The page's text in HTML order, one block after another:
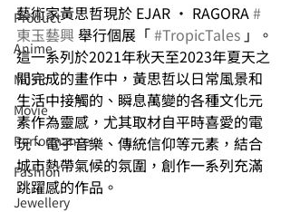
⁠⁠Product
Anime
Music
⁠⁠Movie
⁠⁠Performance
⁠Fashion
⁠⁠Jewellery
藝術家黃思哲現於 EJAR • RAGORA #
東玉藝興 舉行個展「 #TropicTales 」。
這一系列於2021年秋天至2023年夏天之
間完成的畫作中，黃思哲以日常風景和
生活中接觸的、瞬息萬變的各種文化元
素作為靈感，尤其取材自平時喜愛的電
玩、電子音樂、傳統信仰等元素，結合
城市熱帶氣候的氛圍，創作一系列充滿
跳躍感的作品。